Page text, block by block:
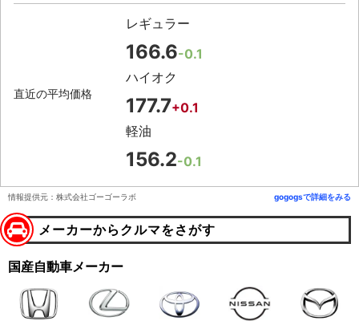
直近の平均価格
レギュラー
166.6-0.1
ハイオク
177.7+0.1
軽油
156.2-0.1
情報提供元：株式会社ゴーゴーラボ gogogsで詳細をみる
メーカーからクルマをさがす
国産自動車メーカー